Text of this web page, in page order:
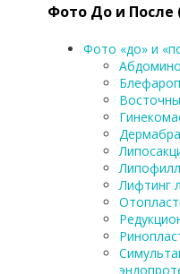
Фото До и После
Фото «до» и
Лифтинг